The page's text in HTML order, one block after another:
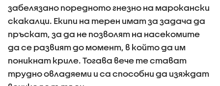
забелязано поредното гнезно на марокански
скакалци. Екипи на терен имат за задача да
пръскат, за да не позволят на насекомите
да се развият до момент, в който да им
поникнат криле. Тогава вече те стават
трудно овладяеми и са способни да изяждат